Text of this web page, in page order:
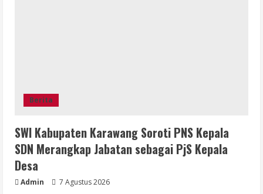
Berita
SWI Kabupaten Karawang Soroti PNS Kepala
SDN Merangkap Jabatan sebagai PjS Kepala
Desa
Admin 7 Agustus 2026